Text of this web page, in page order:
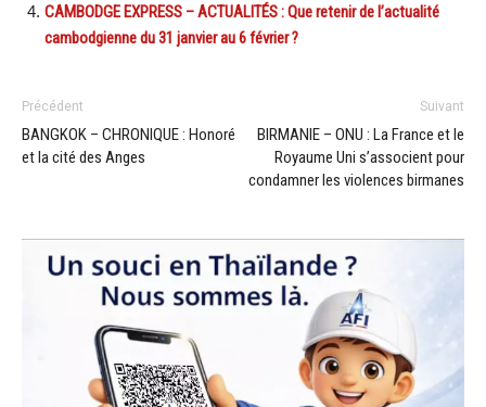
CAMBODGE EXPRESS – ACTUALITÉS : Que retenir de l’actualité
cambodgienne du 31 janvier au 6 février ?
Précédent
BANGKOK – CHRONIQUE : Honoré
et la cité des Anges
Suivant
BIRMANIE – ONU : La France et le
Royaume Uni s’associent pour
condamner les violences birmanes